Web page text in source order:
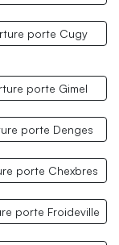
porte Cugy
porte Gimel
porte Denges
porte Chexbres
porte Froideville